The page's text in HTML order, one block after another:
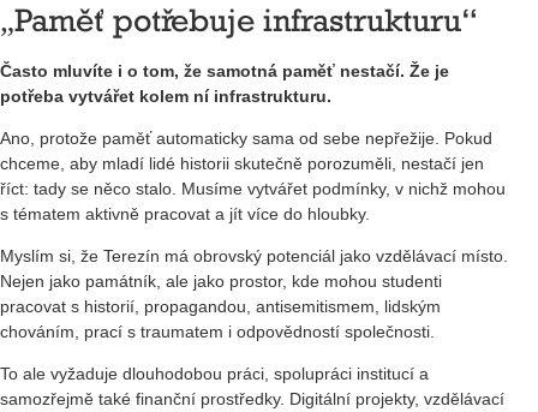
„Paměť potřebuje infrastrukturu“
Často mluvíte i o tom, že samotná paměť nestačí. Že je
potřeba vytvářet kolem ní infrastrukturu.
Ano, protože paměť automaticky sama od sebe nepřežije. Pokud
chceme, aby mladí lidé historii skutečně porozuměli, nestačí jen
říct: tady se něco stalo. Musíme vytvářet podmínky, v nichž mohou
s tématem aktivně pracovat a jít více do hloubky.
Myslím si, že Terezín má obrovský potenciál jako vzdělávací místo.
Nejen jako památník, ale jako prostor, kde mohou studenti
pracovat s historií, propagandou, antisemitismem, lidským
chováním, prací s traumatem i odpovědností společnosti.
To ale vyžaduje dlouhodobou práci, spolupráci institucí a
samozřejmě také finanční prostředky. Digitální projekty, vzdělávací